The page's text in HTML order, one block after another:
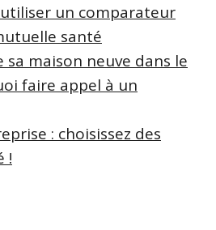
un comparateur
santé
sa maison neuve dans le
faire appel à un
: choisissez des
!